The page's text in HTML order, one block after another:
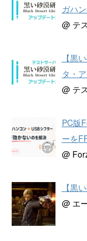
ガハ
@ テ
【黒
タ・
@ テ
PC版
ーを
@
【黒
@ エ